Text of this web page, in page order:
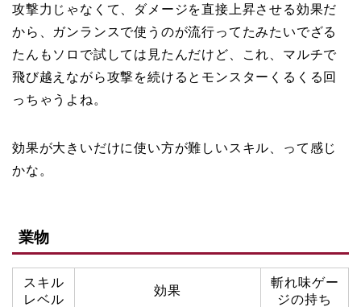
攻撃力じゃなくて、ダメージを直接上昇させる効果だ
から、ガンランスで使うのが流行ってたみたいでざる
たんもソロで試しては見たんだけど、これ、マルチで
飛び越えながら攻撃を続けるとモンスターくるくる回
っちゃうよね。
効果が大きいだけに使い方が難しいスキル、って感じ
かな。
業物
スキル
レベル
効果
斬れ味ゲー
ジの持ち